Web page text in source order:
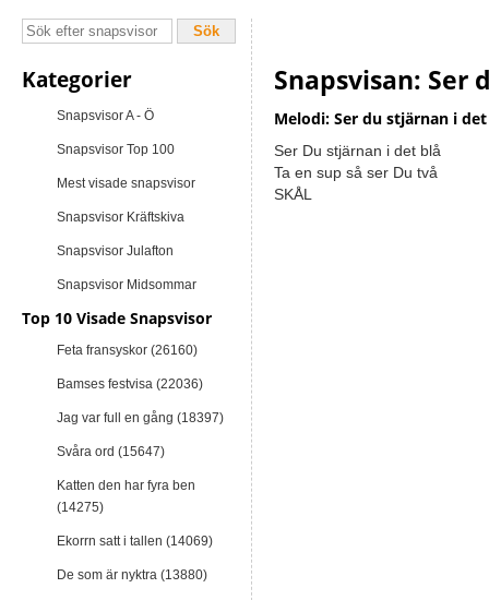
Kategorier
Snapsvisor A - Ö
Snapsvisor Top 100
Mest visade snapsvisor
Snapsvisor Kräftskiva
Snapsvisor Julafton
Snapsvisor Midsommar
Top 10 Visade Snapsvisor
Feta fransyskor (26160)
Bamses festvisa (22036)
Jag var full en gång (18397)
Svåra ord (15647)
Katten den har fyra ben
(14275)
Ekorrn satt i tallen (14069)
De som är nyktra (13880)
Snapsvisan: Ser
Melodi: Ser du stjärnan i
Ser Du stjärnan i det blå
Ta en sup så ser Du två
SKÅL